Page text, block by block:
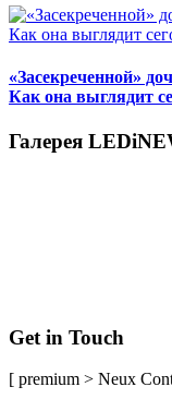
«Засекреченной»
Как она выглядит
Галерея
Get in Touch
[ premium > Neux